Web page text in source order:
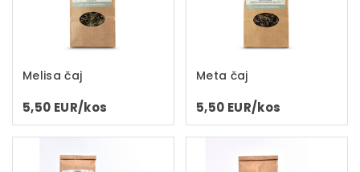
Melisa čaj
5,50 EUR/kos
Meta čaj
5,50 EUR/kos